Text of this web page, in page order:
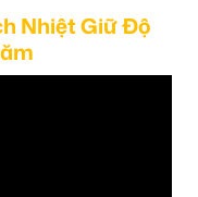
Nhiệt Giữ Độ